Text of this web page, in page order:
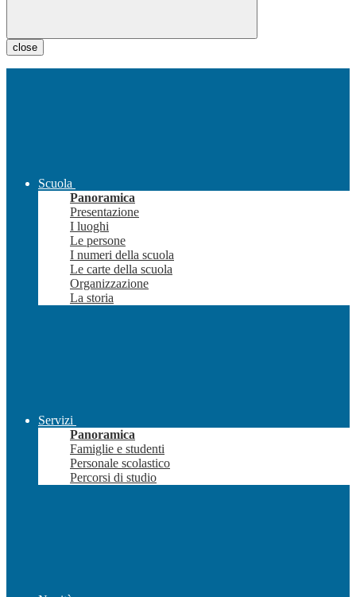
close
Scuola
Panoramica
Presentazione
I luoghi
Le persone
I numeri della scuola
Le carte della scuola
Organizzazione
La storia
Servizi
Panoramica
Famiglie e studenti
Personale scolastico
Percorsi di studio